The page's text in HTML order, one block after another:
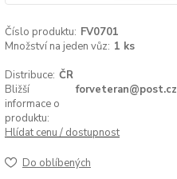
Číslo produktu: FV0701
Množství na jeden vůz: 1 ks
Distribuce: ČR
Bližší
informace o
produktu:
forveteran@post.cz
Hlídat cenu / dostupnost
Do oblíbených